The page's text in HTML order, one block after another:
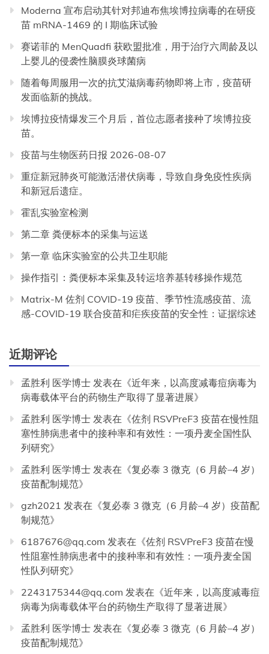
Moderna 宣布启动其针对邦迪布焦埃博拉病毒的在研疫
苗 mRNA-1469 的 I 期临床试验
赛诺菲的 MenQuadfi 获欧盟批准，用于治疗六周龄及以
上婴儿的侵袭性脑膜炎球菌病
随着每周服用一次的抗艾滋病毒药物即将上市，疫苗研
发面临新的挑战。
埃博拉疫情爆发三个月后，首位志愿者接种了埃博拉疫
苗。
疫苗与生物医药日报 2026-08-07
重症新冠肺炎可能激活潜伏病毒，导致自身免疫性疾病
和新冠后遗症。
霍乱实验室检测
第二章 粪便标本的采集与运送
第一章 临床实验室的公共卫生职能
操作指引：粪便标本采集及转运培养基转移操作规范
Matrix-M 佐剂 COVID-19 疫苗、季节性流感疫苗、流
感-COVID-19 联合疫苗和疟疾疫苗的安全性：证据综述
近期评论
孟胜利 医学博士 发表在《近年来，以高度减毒痘病毒为
病毒载体平台的药物生产取得了显著进展》
孟胜利 医学博士 发表在《佐剂 RSVPreF3 疫苗在慢性阻
塞性肺病患者中的接种率和有效性：一项丹麦全国性队
列研究》
孟胜利 医学博士 发表在《复必泰 3 微克（6 月龄–4 岁）
疫苗配制规范》
gzh2021 发表在《复必泰 3 微克（6 月龄–4 岁）疫苗配
制规范》
6187676@qq.com 发表在《佐剂 RSVPreF3 疫苗在慢
性阻塞性肺病患者中的接种率和有效性：一项丹麦全国
性队列研究》
2243175344@qq.com 发表在《近年来，以高度减毒痘
病毒为病毒载体平台的药物生产取得了显著进展》
孟胜利 医学博士 发表在《复必泰 3 微克（6 月龄–4 岁）
疫苗配制规范》